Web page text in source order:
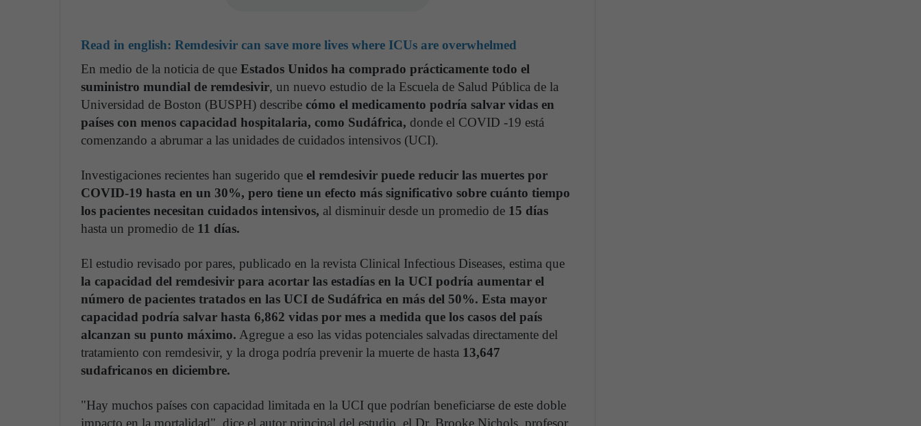
Read in english: Remdesivir can save more lives where ICUs are overwhelmed
En medio de la noticia de que Estados Unidos ha comprado prácticamente todo el
suministro mundial de remdesivir, un nuevo estudio de la Escuela de Salud Pública de la
Universidad de Boston (BUSPH) describe cómo el medicamento podría salvar vidas en
países con menos capacidad hospitalaria, como Sudáfrica, donde el COVID -19 está
comenzando a abrumar a las unidades de cuidados intensivos (UCI).
Investigaciones recientes han sugerido que el remdesivir puede reducir las muertes por
COVID-19 hasta en un 30%, pero tiene un efecto más significativo sobre cuánto tiempo
los pacientes necesitan cuidados intensivos, al disminuir desde un promedio de 15 días
hasta un promedio de 11 días.
El estudio revisado por pares, publicado en la revista Clinical Infectious Diseases, estima que
la capacidad del remdesivir para acortar las estadías en la UCI podría aumentar el
número de pacientes tratados en las UCI de Sudáfrica en más del 50%. Esta mayor
capacidad podría salvar hasta 6,862 vidas por mes a medida que los casos del país
alcanzan su punto máximo. Agregue a eso las vidas potenciales salvadas directamente del
tratamiento con remdesivir, y la droga podría prevenir la muerte de hasta 13,647
sudafricanos en diciembre.
"Hay muchos países con capacidad limitada en la UCI que podrían beneficiarse de este doble